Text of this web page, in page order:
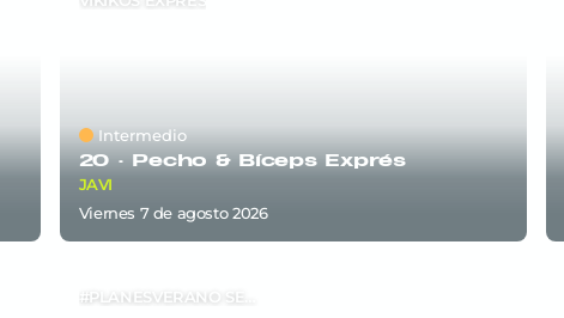
Intermedio
20 · Pecho & Bíceps Exprés
JAVI
viernes 7de agosto 2026